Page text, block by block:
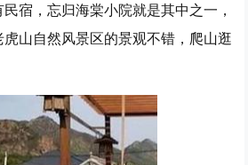
宿，忘归海棠小院就是其中之一，
山自然风景区的景观不错，爬山逛